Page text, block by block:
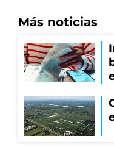
Más noticias